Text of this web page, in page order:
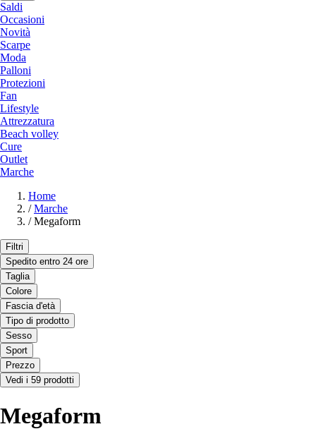
Saldi
Occasioni
Novità
Scarpe
Moda
Palloni
Protezioni
Fan
Lifestyle
Attrezzatura
Beach volley
Cure
Outlet
Marche
Home
/ Marche
/ Megaform
Filtri
Spedito entro 24 ore
Taglia
Colore
Fascia d'età
Tipo di prodotto
Sesso
Sport
Prezzo
Vedi i 59 prodotti
Megaform